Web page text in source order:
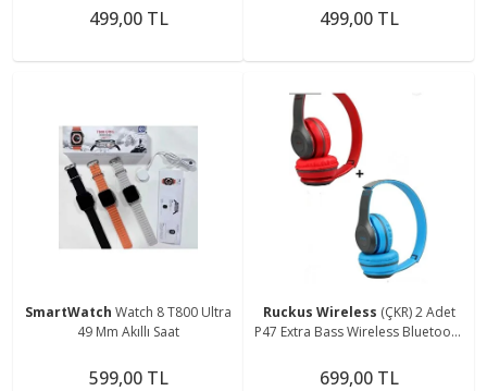
499,00 TL
3tuş
499,00 TL
SmartWatch Watch 8 T800 Ultra
49 Mm Akıllı Saat
599,00 TL
Ruckus Wireless (ÇKR) 2 Adet
P47 Extra Bass Wireless Bluetooth
Adet
699,00 TL